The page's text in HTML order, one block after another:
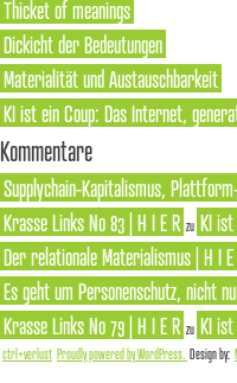
Thicket of meanings
Dickicht der Bedeutungen
Materialität und Austauschbarkeit
KI ist ein Coup: Das Internet,
Kommentare
Supplychain-Kapitalismus,
Krasse Links No 83 | H I E R zu KI
Der relationale Materialismus | H I
Es geht um Personenschutz, nicht
Krasse Links No 79 | H I E R zu KI
ctrl+verlust Proudly powered by WordPress. Design by: